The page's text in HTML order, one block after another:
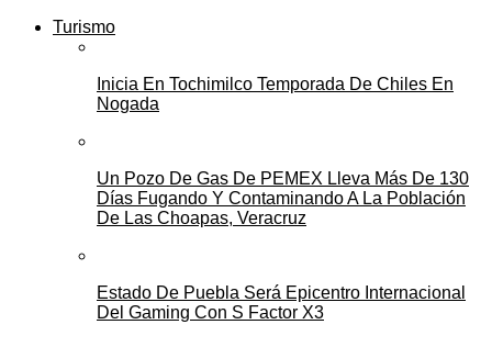
Turismo
Inicia En Tochimilco Temporada De Chiles En
Nogada
Un Pozo De Gas De PEMEX Lleva Más De 130
Días Fugando Y Contaminando A La Población
De Las Choapas, Veracruz
Estado De Puebla Será Epicentro Internacional
Del Gaming Con S Factor X3